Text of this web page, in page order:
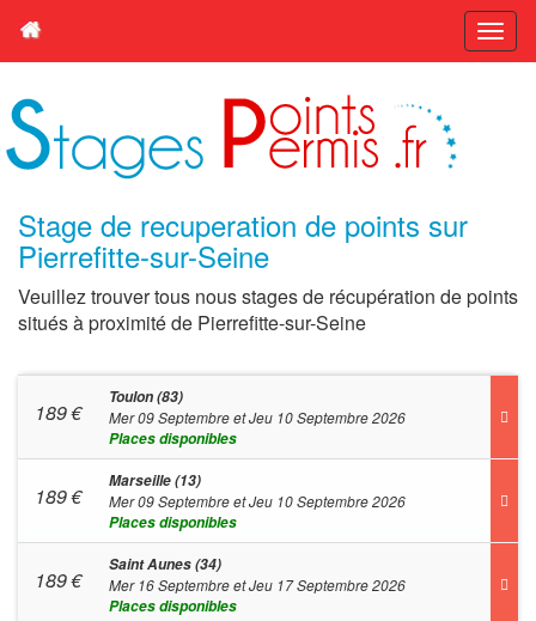
Stage de recuperation de points sur
Pierrefitte-sur-Seine
Veuillez trouver tous nous stages de récupération de points
situés à proximité de Pierrefitte-sur-Seine
189€
Toulon (83)
Mer 09 Septembre et Jeu 10 Septembre 2026
Places disponibles
189€
Marseille (13)
Mer 09 Septembre et Jeu 10 Septembre 2026
Places disponibles
189€
Saint Aunes (34)
Mer 16 Septembre et Jeu 17 Septembre 2026
Places disponibles